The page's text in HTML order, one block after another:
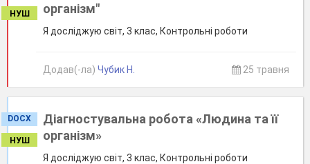
НУШ
організм"
Я досліджую світ, 3 клас, Контрольні роботи
Додав(-ла) Чубик Н. 25 травня
DOCX
НУШ
Діагностувальна робота «Людина та її
організм»
Я досліджую світ, 3 клас, Контрольні роботи